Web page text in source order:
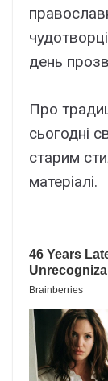
день
Про
сьогодні
старим
матеріалі.